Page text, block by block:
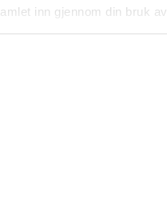
inn gjennom din bruk av